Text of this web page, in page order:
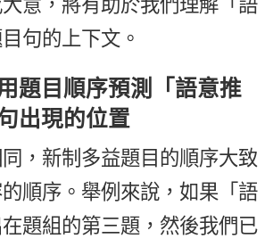
意，將有助於我們理解「語
句的上下文。
題目順序預測「語意推
出現的位置
，新制多益題目的順序大致
順序。舉例來說，如果「語
題組的第三題，然後我們已